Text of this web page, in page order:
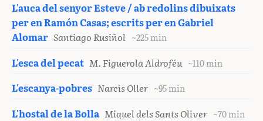
L'auca del senyor Esteve / ab redolins dibuixats
per en Ramón Casas; escrits per en Gabriel
Alomar Santiago Rusiñol ~225 min
L'esca del pecat M. Figuerola Aldroféu ~110 min
L'escanya-pobres Narcís Oller ~95 min
L'hostal de la Bolla Miquel dels Sants Oliver ~70 min